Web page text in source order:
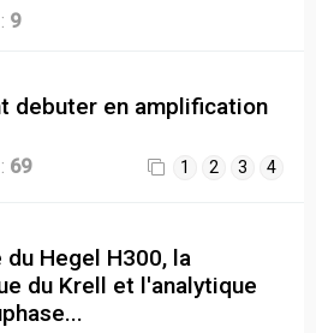
9
debuter en amplification
69 1 2 3 4
du Hegel H300, la
du Krell et l'analytique